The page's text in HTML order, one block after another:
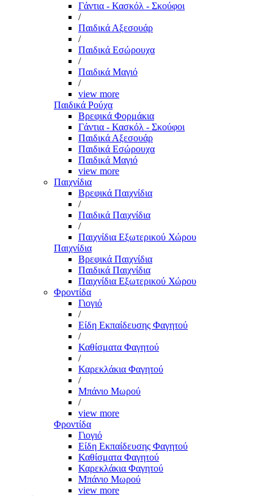
Γάντια - Κασκόλ - Σκούφοι
/
Παιδικά Αξεσουάρ
/
Παιδικά Εσώρουχα
/
Παιδικά Μαγιό
/
view more
Παιδικά Ρούχα
Βρεφικά Φορμάκια
Γάντια - Κασκόλ - Σκούφοι
Παιδικά Αξεσουάρ
Παιδικά Εσώρουχα
Παιδικά Μαγιό
view more
Παιχνίδια
Βρεφικά Παιχνίδια
/
Παιδικά Παιχνίδια
/
Παιχνίδια Εξωτερικού Χώρου
Παιχνίδια
Βρεφικά Παιχνίδια
Παιδικά Παιχνίδια
Παιχνίδια Εξωτερικού Χώρου
Φροντίδα
Γιογιό
/
Είδη Εκπαίδευσης Φαγητού
/
Καθίσματα Φαγητού
/
Καρεκλάκια Φαγητού
/
Μπάνιο Μωρού
/
view more
Φροντίδα
Γιογιό
Είδη Εκπαίδευσης Φαγητού
Καθίσματα Φαγητού
Καρεκλάκια Φαγητού
Μπάνιο Μωρού
view more